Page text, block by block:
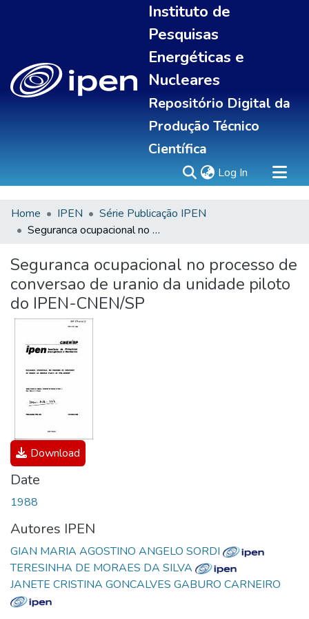
Instituto de
Pesquisas
Energéticas e
Nucleares
Repositório Digital da
Produção Técnico
Científica
Log In (current)
Sobre
All of DSpace
Statistics
Home IPEN
Série Publicação IPEN
Seguranca ocupacional no processo de conversao de uranio da unidade piloto do IPEN-CNEN/SP
Seguranca ocupacional no processo de
conversao de uranio da unidade piloto
do IPEN-CNEN/SP
Download
Date
1988
Autores IPEN
GIAN MARIA AGOSTINO ANGELO SORDI
TERESINHA DE MORAES DA SILVA
JANETE CRISTINA GONCALVES GABURO CARNEIRO